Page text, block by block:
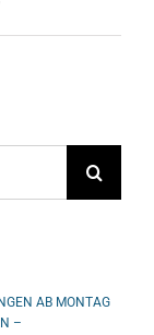
AB MONTAG
–